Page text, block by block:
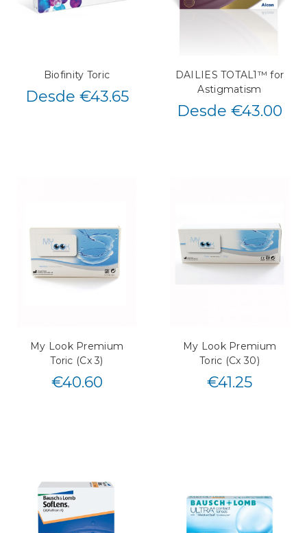
Biofinity Toric
Desde €43.65
DAILIES TOTAL1™ for
Astigmatism
Desde €43.00
My Look Premium
Toric (Cx 3)
€40.60
My Look Premium
Toric (Cx 30)
€41.25